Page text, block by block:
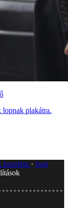
lopnak plakátra.
kezelése
Jogi